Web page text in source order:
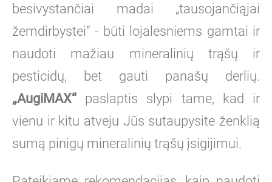
besivystančiai madai „tausojančiąjai
žemdirbystei“ - būti lojalesniems gamtai ir
naudoti mažiau mineralinių trąšų ir
pesticidų, bet gauti panašų derlių.
„AugiMAX“paslaptis slypi tame, kad ir
vienu ir kitu atveju Jūs sutaupysite ženklią
sumą pinigų mineralinių trąšų įsigijimui.